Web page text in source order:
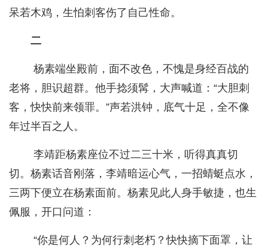
呆若木鸡，生怕刺客伤了自己性命。
二
杨素端坐殿前，面不改色，不愧是身经百战的
老将，胆识超群。他手捻须髯，大声喊道：“大胆刺
客，快快前来领罪。”声若洪钟，底气十足，全不像
年过半百之人。
李靖距杨素座位不过二三十米，听得真真切
切。杨素话音刚落，李靖暗运心气，一招蜻蜓点水，
三两下便立在杨素面前。杨素见此人身手敏捷，也生
佩服，开口问道：
“你是何人？为何行刺老朽？快快摘下面罩，让